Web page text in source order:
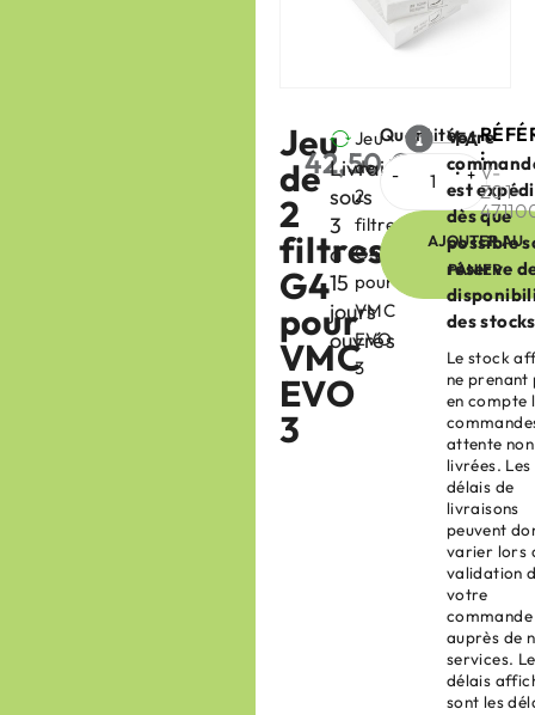
Jeu
de
2
filtres
G4
pour
VMC
EVO
3
42,50€
Livraison
sous
3
à
15
jours
ouvrés
Jeu
de
2
filtres
G4
pour
VMC
EVO
3
Quantité
AJOUTER AU
PANIER
Votre
est
dès que
possible
réserve
des
Le stock
ne prenant
en compte
attente non
livrées. Les
délais de
livraisons
peuvent
varier lors
validation
votre
commande
auprès de
services.
délais
sont les
:
:
V-
Z01-